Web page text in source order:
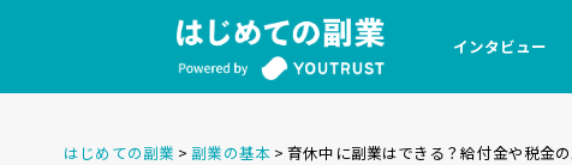
インタビュー
はじめての副業 > 副業の基本>育休中に副業はできる？給付金や税金